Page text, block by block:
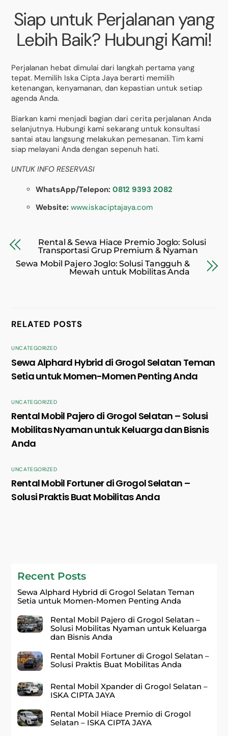
Siap untuk Perjalanan yang
Lebih Baik? Hubungi Kami!
Perjalanan hebat dimulai dari langkah pertama yang
tepat. Memilih Iska Cipta Jaya berarti memilih
ketenangan, kenyamanan, dan kepastian untuk setiap
agenda Anda.
Biarkan kami menjadi bagian dari cerita perjalanan Anda
selanjutnya. Hubungi kami sekarang untuk konsultasi
santai atau langsung melakukan pemesanan. Tim kami
siap melayani Anda dengan sepenuh hati.
UNTUK INFO RESERVASI
WhatsApp/Telepon: 0812 9393 2082
Website: www.iskaciptajaya.com
Rental & Sewa Hiace Premio Joglo: Solusi
Transportasi Grup Premium & Nyaman
Sewa Mobil Pajero Joglo: Solusi Tangguh &
Mewah untuk Mobilitas Anda
RELATED POSTS
UNCATEGORIZED
Sewa Alphard Hybrid di Grogol Selatan Teman
Setia untuk Momen-Momen Penting Anda
UNCATEGORIZED
Rental Mobil Pajero di Grogol Selatan – Solusi
Mobilitas Nyaman untuk Keluarga dan Bisnis
Anda
UNCATEGORIZED
Rental Mobil Fortuner di Grogol Selatan –
Solusi Praktis Buat Mobilitas Anda
Recent Posts
Sewa Alphard Hybrid di Grogol Selatan Teman
Setia untuk Momen-Momen Penting Anda
Rental Mobil Pajero di Grogol Selatan –
Solusi Mobilitas Nyaman untuk Keluarga
dan Bisnis Anda
Rental Mobil Fortuner di Grogol Selatan –
Solusi Praktis Buat Mobilitas Anda
Rental Mobil Xpander di Grogol Selatan –
ISKA CIPTA JAYA
Rental Mobil Hiace Premio di Grogol
Selatan – ISKA CIPTA JAYA